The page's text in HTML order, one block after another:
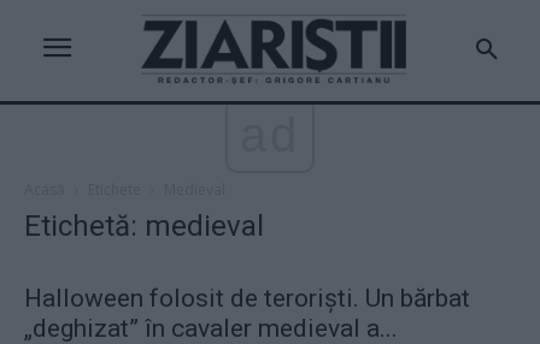
Etichetă: medieval
Halloween folosit de teroriști. Un bărbat
„deghizat” în cavaler medieval a...